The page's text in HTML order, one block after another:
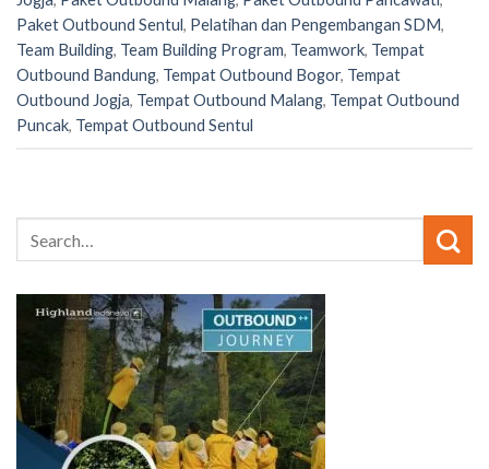
Paket Outbound Sentul, Pelatihan dan Pengembangan SDM,
Team Building, Team Building Program, Teamwork, Tempat
Outbound Bandung, Tempat Outbound Bogor, Tempat
Outbound Jogja, Tempat Outbound Malang, Tempat Outbound
Puncak, Tempat Outbound Sentul